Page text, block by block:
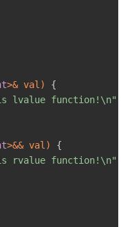
>& val)
{
lvalue function!\n"
>&& val)
{
rvalue function!\n"